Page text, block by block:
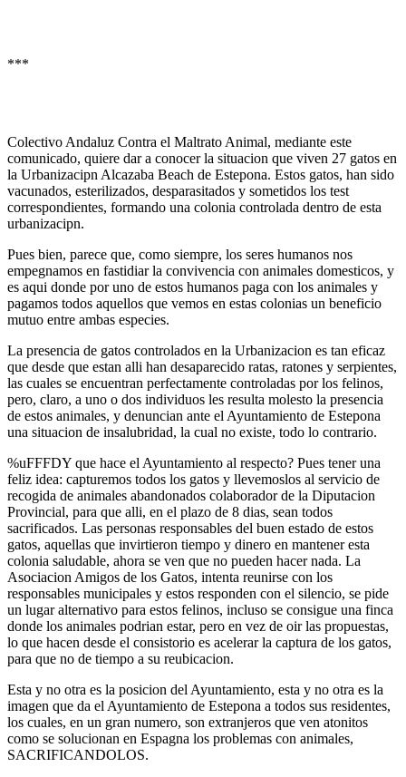
***
Colectivo Andaluz Contra el Maltrato Animal, mediante este
comunicado, quiere dar a conocer la situacion que viven 27 gatos en
la Urbanizacipn Alcazaba Beach de Estepona. Estos gatos, han sido
vacunados, esterilizados, desparasitados y sometidos los test
correspondientes, formando una colonia controlada dentro de esta
urbanizacipn.
Pues bien, parece que, como siempre, los seres humanos nos
empegnamos en fastidiar la convivencia con animales domesticos, y
es aqui donde por uno de estos humanos paga con los animales y
pagamos todos aquellos que vemos en estas colonias un beneficio
mutuo entre ambas especies.
La presencia de gatos controlados en la Urbanizacion es tan eficaz
que desde que estan alli han desaparecido ratas, ratones y serpientes,
las cuales se encuentran perfectamente controladas por los felinos,
pero, claro, a uno o dos individuos les resulta molesto la presencia
de estos animales, y denuncian ante el Ayuntamiento de Estepona
una situacion de insalubridad, la cual no existe, todo lo contrario.
%uFFFDY que hace el Ayuntamiento al respecto? Pues tener una
feliz idea: capturemos todos los gatos y llevemoslos al servicio de
recogida de animales abandonados colaborador de la Diputacion
Provincial, para que alli, en el plazo de 8 dias, sean todos
sacrificados. Las personas responsables del buen estado de estos
gatos, aquellas que invirtieron tiempo y dinero en mantener esta
colonia saludable, ahora se ven que no pueden hacer nada. La
Asociacion Amigos de los Gatos, intenta reunirse con los
responsables municipales y estos responden con el silencio, se pide
un lugar alternativo para estos felinos, incluso se consigue una finca
donde los animales podrian estar, pero en vez de oir las propuestas,
lo que hacen desde el consistorio es acelerar la captura de los gatos,
para que no de tiempo a su reubicacion.
Esta y no otra es la posicion del Ayuntamiento, esta y no otra es la
imagen que da el Ayuntamiento de Estepona a todos sus residentes,
los cuales, en un gran numero, son extranjeros que ven atonitos
como se solucionan en Espagna los problemas con animales,
SACRIFICANDOLOS.